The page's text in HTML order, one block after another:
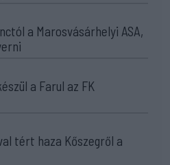
a Marosvásárhelyi ASA,
a Farul az FK
tért haza Kőszegről a